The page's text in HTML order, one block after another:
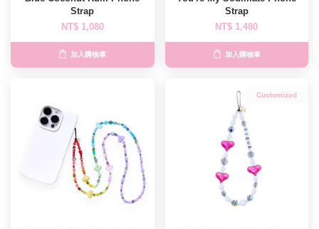
Strap
NT$ 1,080
加入購物車
Strap
NT$ 1,480
加入購物車
Customized